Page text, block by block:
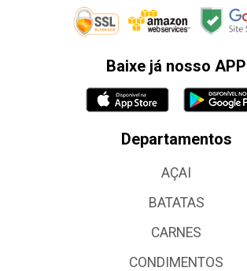
Baixe já nosso APP
Departamentos
AÇAI
BATATAS
CARNES
CONDIMENTOS